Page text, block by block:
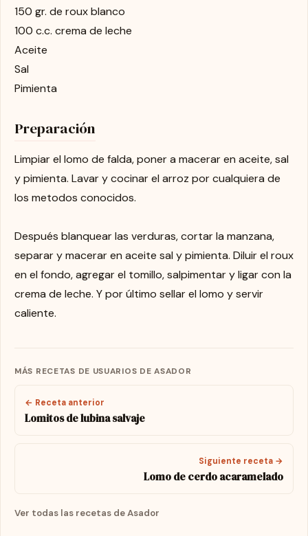
150 gr. de roux blanco
100 c.c. crema de leche
Aceite
Sal
Pimienta
Preparación
Limpiar el lomo de falda, poner a macerar en aceite, sal
y pimienta. Lavar y cocinar el arroz por cualquiera de
los metodos conocidos.
Después blanquear las verduras, cortar la manzana,
separar y macerar en aceite sal y pimienta. Diluir el roux
en el fondo, agregar el tomillo, salpimentar y ligar con la
crema de leche. Y por último sellar el lomo y servir
caliente.
MÁS RECETAS DE USUARIOS DE ASADOR
← Receta anterior
Lomitos de lubina salvaje
Siguiente receta →
Lomo de cerdo acaramelado
Ver todas las recetas de Asador